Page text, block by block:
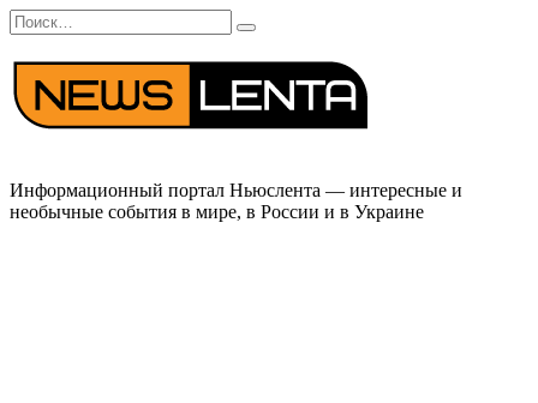
Перейти
к
содержанию
Search
for:
Информационный портал Ньюслента — интересные и
необычные события в мире, в России и в Украине